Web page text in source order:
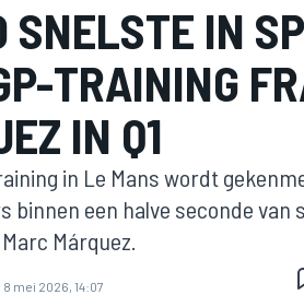
SNELSTE IN
TRAINING
IN Q1
in Le Mans wordt
binnen een halve seconde van
Márquez.
8 mei 2026, 14:07